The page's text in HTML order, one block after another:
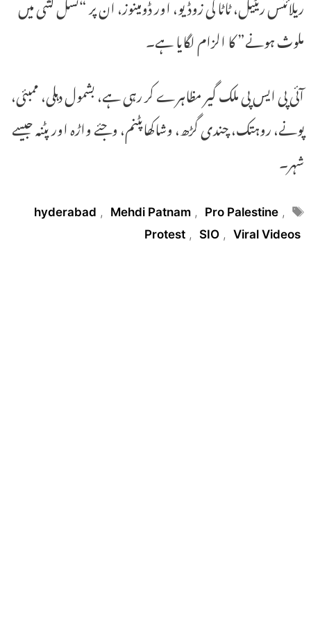
ملوث ہونے” کا الزام لگایا ہے۔
آئی پی ایس پی ملک گیر مظاہرے کر رہی ہے، بشمول دہلی، ممبئی،
پونے، روہتک، چندی گڑھ، وشاکھاپٹنم، وجئے واڑہ اور پٹنہ جیسے
شہر۔
Tags
hyderabad , Mehdi Patnam , Pro Palestine ,
Protest , SIO , Viral Videos